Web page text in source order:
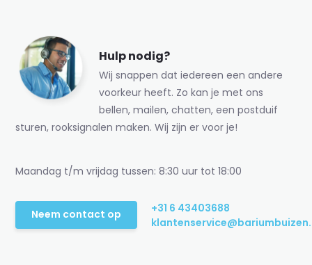
Hulp nodig?
Wij snappen dat iedereen een andere
voorkeur heeft. Zo kan je met ons
bellen, mailen, chatten, een postduif
sturen, rooksignalen maken. Wij zijn er voor je!
Maandag t/m vrijdag tussen: 8:30 uur tot 18:00
Neem contact op
+31 6 43403688